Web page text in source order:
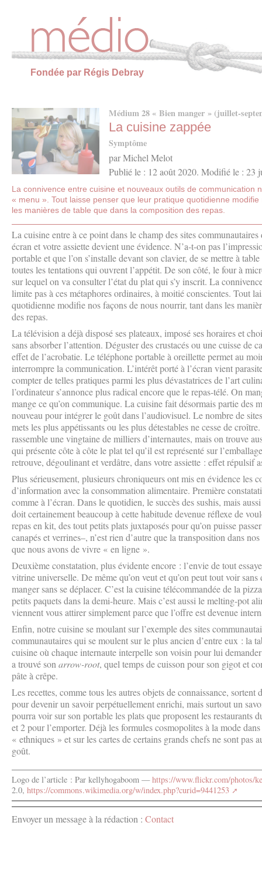
Fondée par Régis Debray
Médium 28 « Bien manger » (juillet-
La cuisine zappée
Symptôme
par Michel Melot
Publié le : 12 août 2020. Modifié le : 23
La connivence entre cuisine et nouveaux outils de communication
« menu ». Tout laisse penser que leur pratique quotidienne
les manières de table que dans la composition des repas.
La cuisine entre à ce point dans le champ des sites
écran et votre assiette devient une évidence. N’a-t-on pas
portable et que l’on s’installe devant son clavier, de se mettre à
toutes les tentations qui ouvrent l’appétit. De son côté, le four à
sur lequel on va consulter l’état du plat qui s’y inscrit. La
limite pas à ces métaphores ordinaires, à moitié conscientes. Tout
quotidienne modifie nos façons de nous nourrir, tant dans les
des repas.
La télévision a déjà disposé ses plateaux, imposé ses horaires et
sans absorber l’attention. Déguster des crustacés ou une cuisse de
effet de l’acrobatie. Le téléphone portable à oreillette permet au
interrompre la communication. L’intérêt porté à l’écran vient
compter de telles pratiques parmi les plus dévastatrices de l’art
l’ordinateur s’annonce plus radical encore que le repas-télé. On
mange ce qu’on communique. La cuisine fait désormais partie des
nouveau pour intégrer le goût dans l’audiovisuel. Le nombre de
mets les plus appétissants ou les plus détestables ne cesse de
rassemble une vingtaine de milliers d’internautes, mais on trouve
qui présente côte à côte le plat tel qu’il est représenté sur
retrouve, dégoulinant et verdâtre, dans votre assiette : effet répulsif
Plus sérieusement, plusieurs chroniqueurs ont mis en évidence les
d’information avec la consommation alimentaire. Première
comme à l’écran. Dans le quotidien, le succès des sushis, mais
doit certainement beaucoup à cette habitude devenue réflexe de
repas en kit, des tout petits plats juxtaposés pour qu’on puisse
canapés et verrines–, n’est rien d’autre que la transposition dans
que nous avons de vivre « en ligne ».
Deuxième constatation, plus évidente encore : l’envie de tout
vitrine universelle. De même qu’on veut et qu’on peut tout voir
manger sans se déplacer. C’est la cuisine télécommandée de la
petits paquets dans la demi-heure. Mais c’est aussi le melting-pot
viennent vous attirer simplement parce que l’offre est devenue
Enfin, notre cuisine se moulant sur l’exemple des sites
communautaires qui se moulent sur le plus ancien d’entre eux : la
cuisine où chaque internaute interpelle son voisin pour lui
a trouvé son arrow-root, quel temps de cuisson pour son gigot et
pâte à crêpe.
Les recettes, comme tous les autres objets de connaissance,
pour devenir un savoir perpétuellement enrichi, mais surtout un
pourra voir sur son portable les plats que proposent les restaurants
et 2 pour l’emporter. Déjà les formules cosmopolites à la mode
« ethniques » et sur les cartes de certains grands chefs ne sont pas
goût.
Logo de l’article : Par kellyhogaboom —https://www.flickr.com/photos/
2.0, https://commons.wikimedia.org/w/index.php?curid=9441253
Envoyer un message à la rédaction : Contact